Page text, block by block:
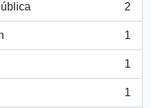
2
1
1
1